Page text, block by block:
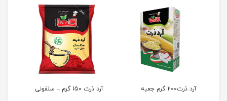
آرد ذرت200 گرم جعبه آرد ذرت 150 گرم – سلفونی